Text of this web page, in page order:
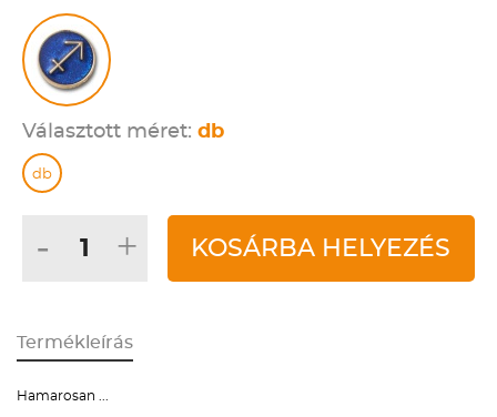
Választott méret: db
db
- + KOSÁRBA HELYEZÉS
Termékleírás
Hamarosan ...